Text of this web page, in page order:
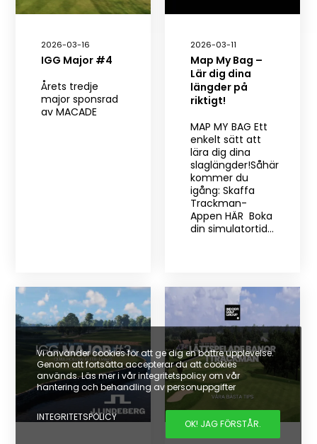
2026-03-16
IGG Major #4
Årets tredje
major sponsrad
av MACADE
2026-03-11
Map My Bag –
Lär dig dina
längder på
riktigt!
MAP MY BAG Ett
enkelt sätt att
lära dig dina
slaglängder!Såhär
kommer du
igång: Skaffa
Trackman-
Appen HÄR Boka
din simulatortid…
Vi använder cookies för att ge dig en bättre upplevelse.
Genom att fortsätta accepterar du att cookies
används. Läs mer i vår integritetspolicy om vår
hantering och behandling av personuppgifter
INTEGRITETSPOLICY
OK! JAG FÖRSTÅR.